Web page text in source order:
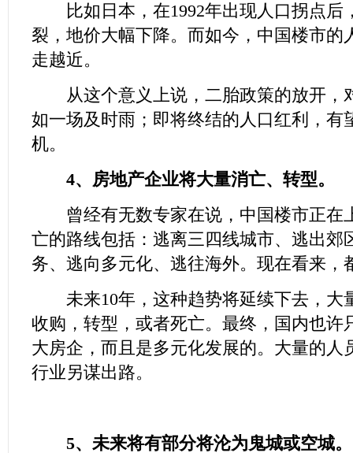
比如日本，在1992年出现人口拐点后
裂，地价大幅下降。而如今，中国楼市的
走越近。
从这个意义上说，二胎政策的放开，
如一场及时雨；即将终结的人口红利，有
机。
4、房地产企业将大量消亡、转型。
曾经有无数专家在说，中国楼市正在
亡的路线包括：逃离三四线城市、逃出郊
务、逃向多元化、逃往海外。现在看来，
未来10年，这种趋势将延续下去，大
收购，转型，或者死亡。最终，国内也许
大房企，而且是多元化发展的。大量的人
行业另谋出路。
5、未来将有部分将沦为鬼城或空城。